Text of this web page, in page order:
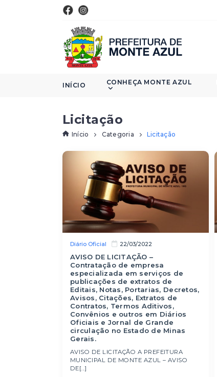
INÍCIO CONHEÇA MONTE AZUL
Licitação
Início Categoria Licitação
Diário Oficial 22/03/2022
AVISO DE LICITAÇÃO –
Contratação de empresa
especializada em serviços de
publicações de extratos de
Editais, Notas, Portarias, Decretos,
Avisos, Citações, Extratos de
Contratos, Termos Aditivos,
Convênios e outros em Diários
Oficiais e Jornal de Grande
circulação no Estado de Minas
Gerais.
AVISO DE LICITAÇÃO A PREFEITURA
MUNICIPAL DE MONTE AZUL – AVISO
DE[...]